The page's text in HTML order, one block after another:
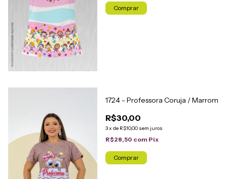
Comprar
1724 - Professora Coruja / Marrom
R$30,00
3x de R$10,00 sem juros
R$28,50 com Pix
Comprar